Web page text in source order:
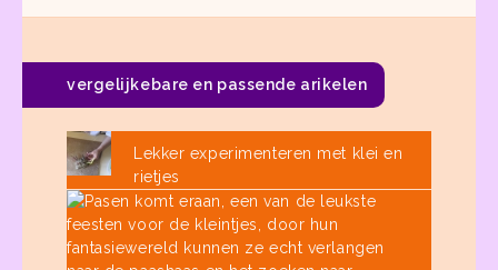
vergelijkebare en passende arikelen
Lekker experimenteren met klei en
rietjes